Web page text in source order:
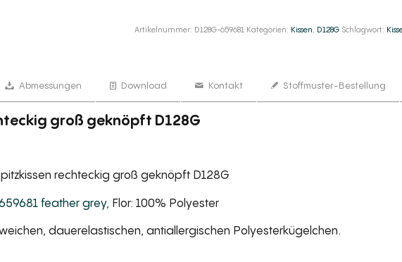
Artikelnummer: D128G-659681 Kategorien: Kissen, D128G Schlagwort:
Abmessungen Download Kontakt Stoffmuster-Bestellung
groß geknöpft D128G
rechteckig groß geknöpft D128G
feather grey, Flor: 100% Polyester
dauerelastischen, antiallergischen Polyesterkügelchen.